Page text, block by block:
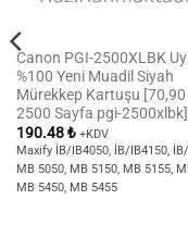
Canon PGI-2500XLBK
%100 Yeni Muadil Siyah
Mürekkep Kartuşu [70,90
2500 Sayfa pgi-2500xlbk]
190.48₺ +KDV
Maxify İB/IB4050, İB/IB4150,
MB 5050, MB 5150, MB 5155,
MB 5450, MB 5455